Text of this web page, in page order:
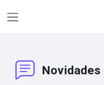
Novidades